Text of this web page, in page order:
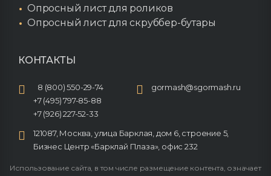
Опросный лист для роликов
Опросный лист для скруббер-бутары
КОНТАКТЫ
8 (800) 550-29-74
+7 (495) 797-85-88
+7 (926) 227-52-33
gormash@sgormash.ru
121087, Москва, улица Барклая, дом 6, строение 5,
Бизнес Центр «Барклай Плаза», офис 232
Использование сайта, в том числе размещение контента, означает